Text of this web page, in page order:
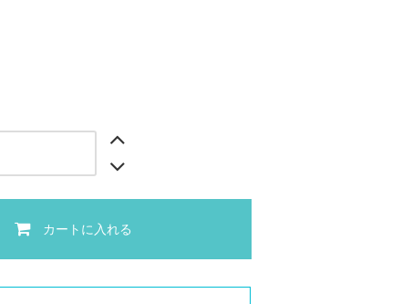
カートに入れる